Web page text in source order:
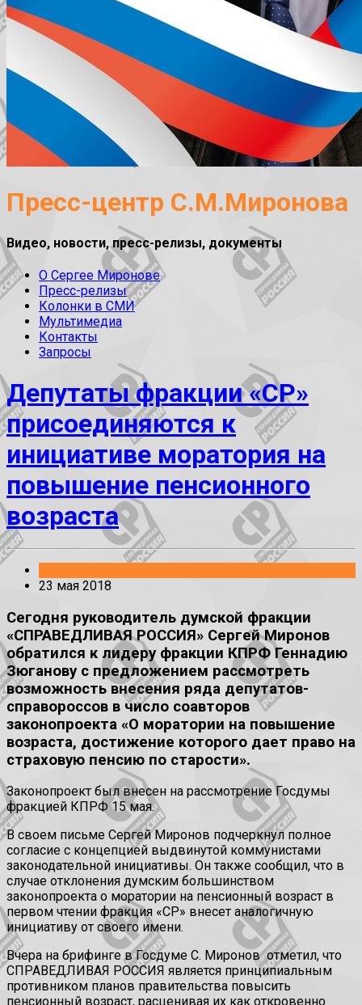
Пресс-центр С.М.Миронова
Видео, новости, пресс-релизы, документы
О Сергее Миронове
Пресс-релизы
Колонки в СМИ
Мультимедиа
Контакты
Запросы
Депутаты фракции «СР»
присоединяются к
инициативе моратория на
повышение пенсионного
возраста
23 мая 2018
Сегодня руководитель думской фракции
«СПРАВЕДЛИВАЯ РОССИЯ» Сергей Миронов
обратился к лидеру фракции КПРФ Геннадию
Зюганову с предложением рассмотреть
возможность внесения ряда депутатов-
справороссов в число соавторов
законопроекта «О моратории на повышение
возраста, достижение которого дает право на
страховую пенсию по старости».
Законопроект был внесен на рассмотрение Госдумы
фракцией КПРФ 15 мая.
В своем письме Сергей Миронов подчеркнул полное
согласие с концепцией выдвинутой коммунистами
законодательной инициативы. Он также сообщил, что в
случае отклонения думским большинством
законопроекта о моратории на пенсионный возраст в
первом чтении фракция «СР» внесет аналогичную
инициативу от своего имени.
Вчера на брифинге в Госдуме С. Миронов отметил, что
СПРАВЕДЛИВАЯ РОССИЯ является принципиальным
противником планов правительства повысить
пенсионный возраст, расценивая их как откровенно